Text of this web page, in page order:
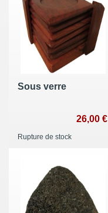
Sous verre
26,00 €
Rupture de stock